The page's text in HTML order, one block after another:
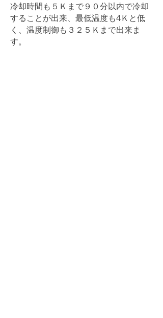
冷却時間も５Ｋまで９０分以内で冷却
することが出来、最低温度も4Ｋと低
く、温度制御も３２５Ｋまで出来ま
す。